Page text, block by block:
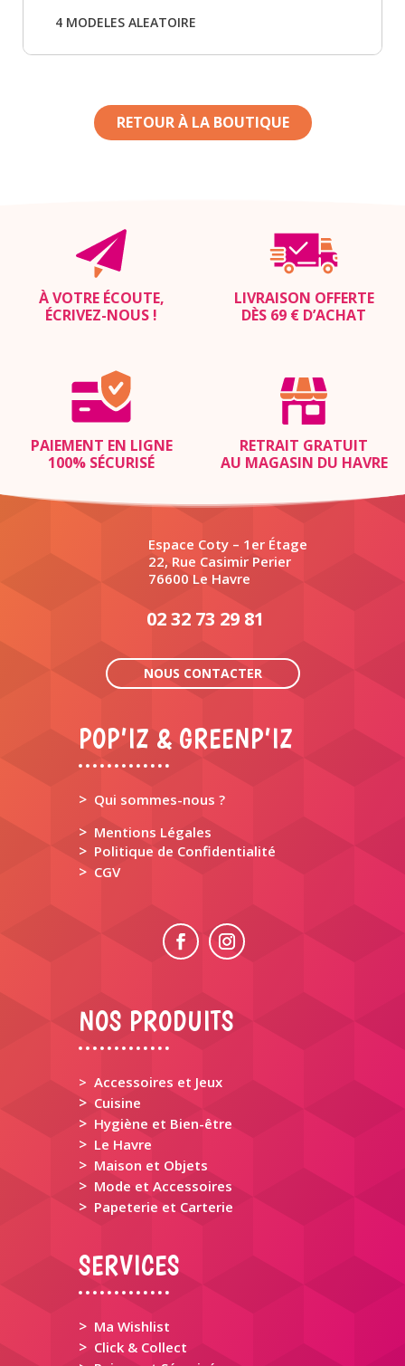
4 MODELES ALEATOIRE
RETOUR À LA BOUTIQUE
À VOTRE ÉCOUTE,
ÉCRIVEZ-NOUS !
LIVRAISON OFFERTE
DÈS 69 € D’ACHAT
PAIEMENT EN LIGNE
100% SÉCURISÉ
RETRAIT GRATUIT
AU MAGASIN DU HAVRE
Espace Coty – 1er Étage
22, Rue Casimir Perier
76600 Le Havre
02 32 73 29 81
NOUS CONTACTER
POP’IZ & GREENP’IZ
> Qui sommes-nous ?
> Mentions Légales
> Politique de Confidentialité
> CGV
NOS PRODUITS
> Accessoires et Jeux
> Cuisine
> Hygiène et Bien-être
> Le Havre
> Maison et Objets
> Mode et Accessoires
> Papeterie et Carterie
SERVICES
> Ma Wishlist
> Click & Collect